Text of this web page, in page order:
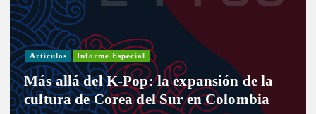
Artículos Informe Especial
Más allá del K-Pop: la expansión de la
cultura de Corea del Sur en Colombia